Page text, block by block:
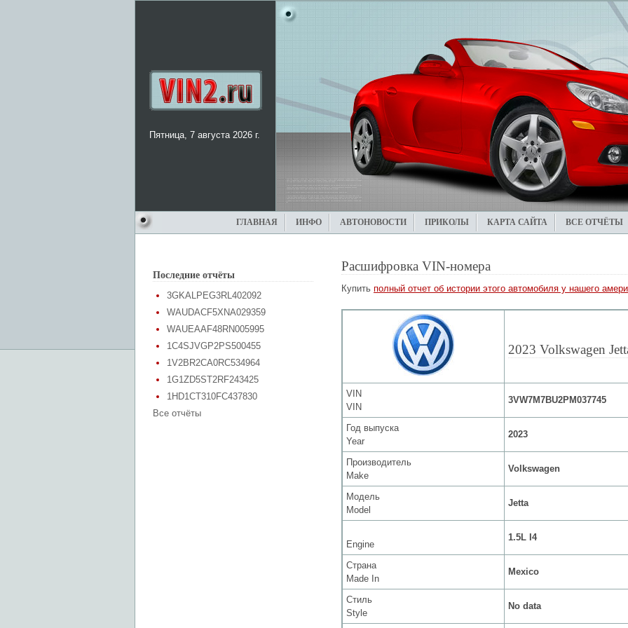
Пятница, 7 августа 2026 г.
ГЛАВНАЯ ИНФО АВТОНОВОСТИ ПРИКОЛЫ КАРТА САЙТА ВСЕ ОТЧЁТЫ
Последние отчёты
3GKALPEG3RL402092
WAUDACF5XNA029359
WAUEAAF48RN005995
1C4SJVGP2PS500455
1V2BR2CA0RC534964
1G1ZD5ST2RF243425
1HD1CT310FC437830
Все отчёты
Расшифровка VIN-номера
Купить полный отчет об истории этого автомобиля у нашего
2023 Volkswagen
VIN
VIN
3VW7M7BU2PM037745
Год выпуска
Year
2023
Производитель
Make
Volkswagen
Модель
Model
Jetta
Engine
1.5L I4
Страна
Made In
Mexico
Стиль
Style
No data